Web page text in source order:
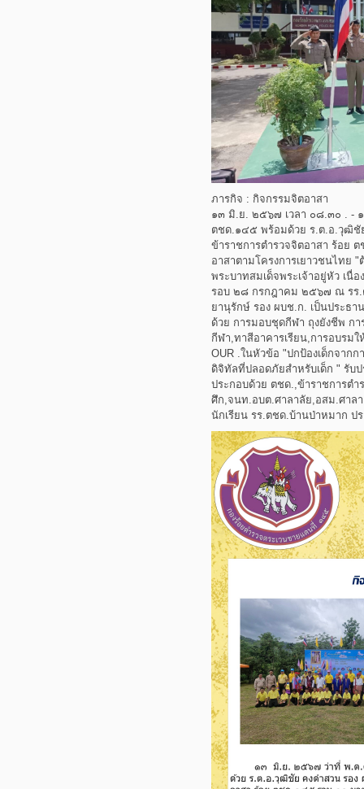
ภารกิจ : กิจกรรมจิตอาสา
๑๓ มิ.ย. ๒๕๖๗ เวลา ๐๘.๓๐ . -
ตชด.๑๔๕ พร้อมด้วย ร.ต.อ.วุฒิชั
ข้าราชการตำรวจจิตอาสา ร้อย
อาสาตามโครงการเยาวชนไทย
พระบาทสมเด็จพระเจ้าอยู่หัว เนื่
รอบ ๒๘ กรกฎาคม ๒๕๖๗ ณ รร
ยานุรักษ์ รอง ผบช.ก. เป็นประธ
ด้วย การมอบชุดกีฬา ถุงยังชีพ ก
กีฬา,ทาสีอาคารเรียน,การอบรม
OUR .ในหัวข้อ "ปกป้องเด็กจาก
ดิจิทัลที่ปลอดภัยสำหรับเด็ก " รับ
ประกอบด้วย ตชด.,ข้าราชการต
ศึก,จนท.อบต.ศาลาลัย,อสม.ศาล
นักเรียน รร.ตชด.บ้านป่าหมาก